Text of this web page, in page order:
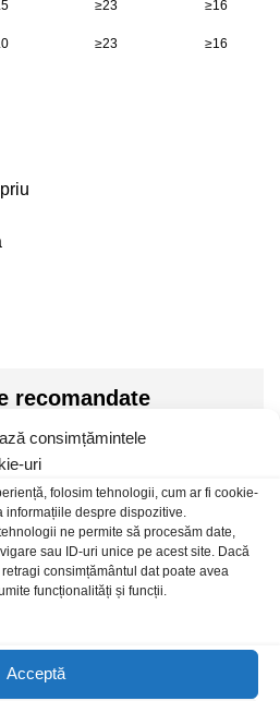
consimțămintele
uri
folosim tehnologii, cum ar fi cookie-
despre dispozitive.
ne permite să procesăm date,
sau ID-uri unice pe acest site. Dacă
consimțământul dat poate avea
funcționalități și funcții.
Acceptă
≥23 ≥16
≥23 ≥16
recomandate